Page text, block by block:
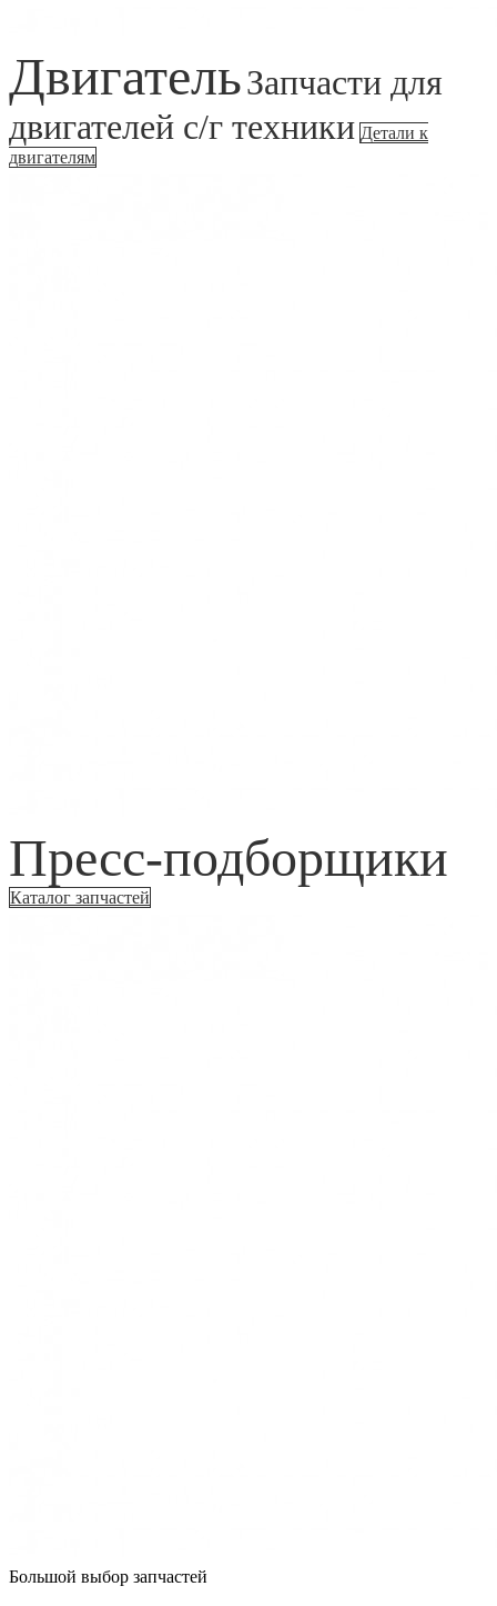
ДвигательЗапчасти для
двигателей с/г техники Детали к
двигателям
Пресс-подборщики
Каталог запчастей
Большой выбор запчастей